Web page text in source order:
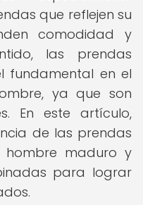
que reflejen su
comodidad y
las prendas
fundamental en el
ya que son
En este artículo,
de las prendas
maduro y
para lograr